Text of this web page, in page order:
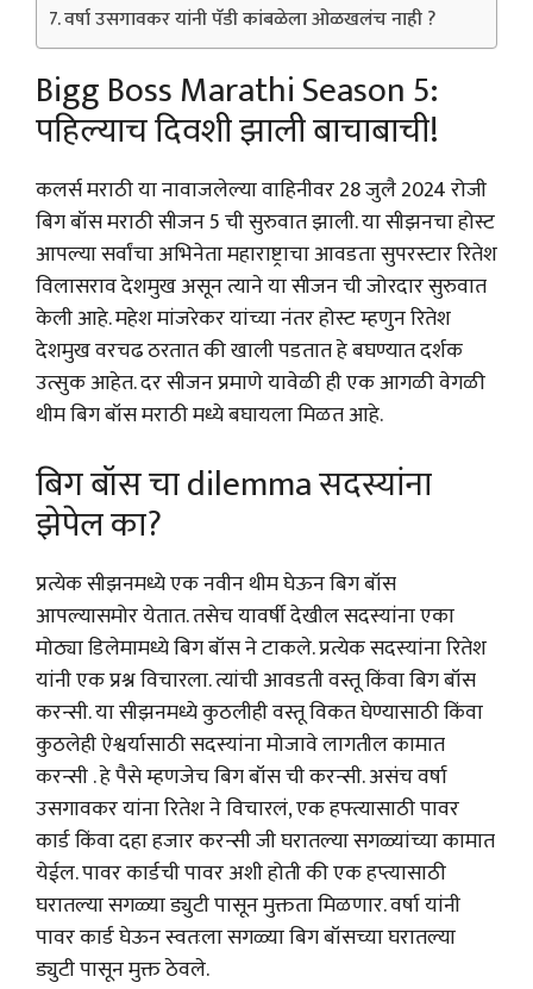
वर्षा उसगावकर यांनी पॅडी कांबळेला ओळखलंच नाही ?
Bigg Boss Marathi Season 5:
पहिल्याच दिवशी झाली बाचाबाची!
कलर्स मराठी या नावाजलेल्या वाहिनीवर 28 जुलै 2024 रोजी
बिग बॉस मराठी सीजन 5 ची सुरुवात झाली. या सीझनचा होस्ट
आपल्या सर्वांचा अभिनेता महाराष्ट्राचा आवडता सुपरस्टार रितेश
विलासराव देशमुख असून त्याने या सीजन ची जोरदार सुरुवात
केली आहे. महेश मांजरेकर यांच्या नंतर होस्ट म्हणुन रितेश
देशमुख वरचढ ठरतात की खाली पडतात हे बघण्यात दर्शक
उत्सुक आहेत. दर सीजन प्रमाणे यावेळी ही एक आगळी वेगळी
थीम बिग बॉस मराठी मध्ये बघायला मिळत आहे.
बिग बॉस चा dilemma सदस्यांना
झेपेल का?
प्रत्येक सीझनमध्ये एक नवीन थीम घेऊन बिग बॉस
आपल्यासमोर येतात. तसेच यावर्षी देखील सदस्यांना एका
मोठ्या डिलेमामध्ये बिग बॉस ने टाकले. प्रत्येक सदस्यांना रितेश
यांनी एक प्रश्न विचारला. त्यांची आवडती वस्तू किंवा बिग बॉस
करन्सी. या सीझनमध्ये कुठलीही वस्तू विकत घेण्यासाठी किंवा
कुठलेही ऐश्वर्यासाठी सदस्यांना मोजावे लागतील कामात
करन्सी . हे पैसे म्हणजेच बिग बॉस ची करन्सी. असंच वर्षा
उसगावकर यांना रितेश ने विचारलं, एक हफ्त्यासाठी पावर
कार्ड किंवा दहा हजार करन्सी जी घरातल्या सगळ्यांच्या कामात
येईल. पावर कार्डची पावर अशी होती की एक हप्त्यासाठी
घरातल्या सगळ्या ड्युटी पासून मुक्तता मिळणार. वर्षा यांनी
पावर कार्ड घेऊन स्वतःला सगळ्या बिग बॉसच्या घरातल्या
ड्युटी पासून मुक्त ठेवले.